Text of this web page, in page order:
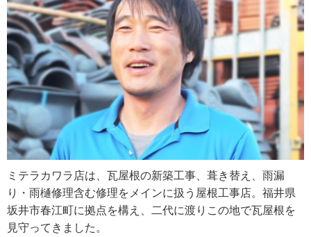
ミテラカワラ店は、瓦屋根の新築工事、葺き替え、雨漏
り・雨樋修理含む修理をメインに扱う屋根工事店。福井県
坂井市春江町に拠点を構え、二代に渡りこの地で瓦屋根を
見守ってきました。